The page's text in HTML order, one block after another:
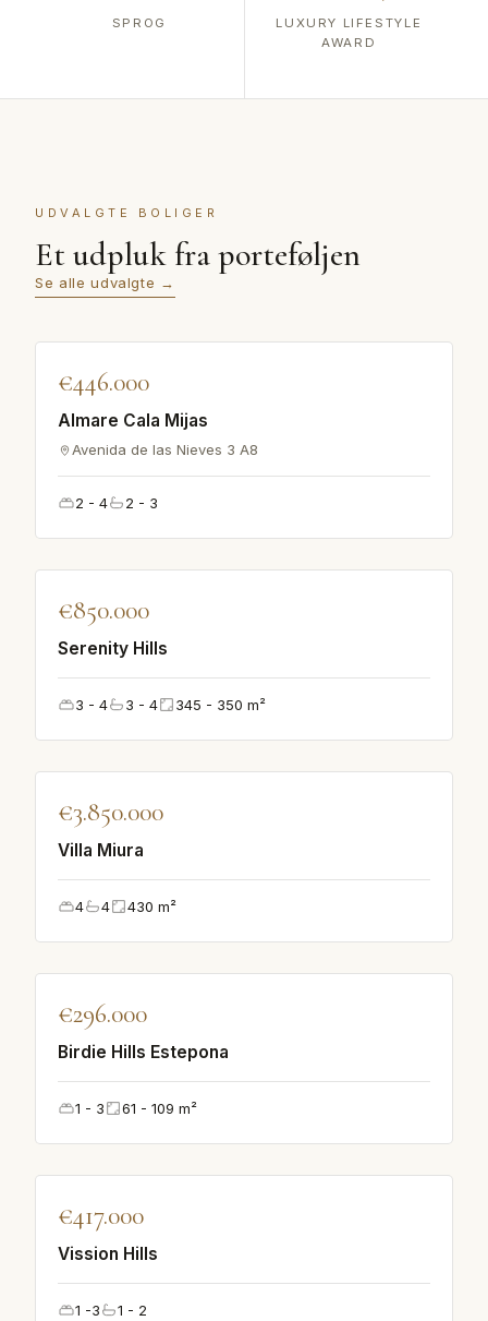
SPROG
LUXURY LIFESTYLE
AWARD
UDVALGTE BOLIGER
Et udpluk fra porteføljen
Se alle udvalgte →
UDVALGT
€446.000
Almare Cala Mijas
Avenida de las Nieves 3 A8
2 - 4 2 - 3
UDVALGT
€850.000
Serenity Hills
3 - 4 3 - 4 345 - 350 m²
UDVALGT
€3.850.000
Villa Miura
4 4 430 m²
UDVALGT
€296.000
Birdie Hills Estepona
1 - 3 61 - 109 m²
UDVALGT
€417.000
Vission Hills
1 -3 1 - 2